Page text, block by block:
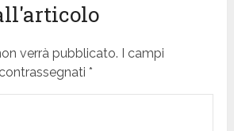
verrà pubblicato. I campi
*